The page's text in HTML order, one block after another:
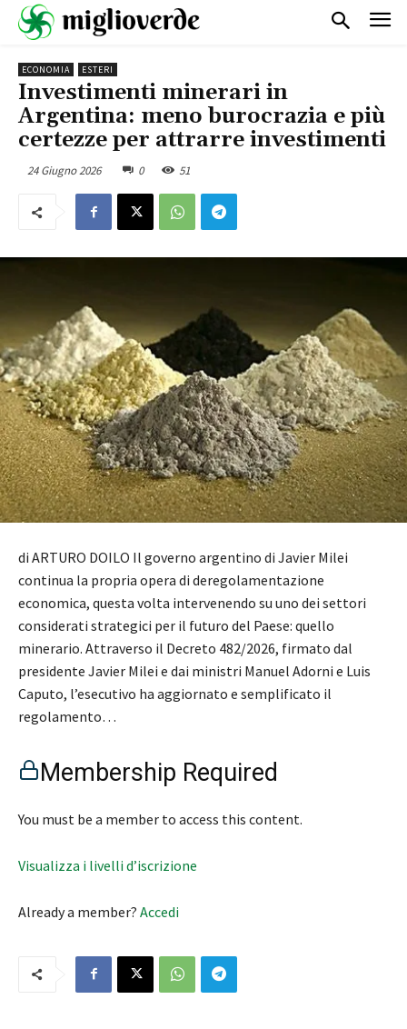
ECONOMIA ESTERI
Investimenti minerari in
Argentina: meno burocrazia e più
certezze per attrarre investimenti
24 Giugno 2026 0 51
di ARTURO DOILO Il governo argentino di Javier Milei
continua la propria opera di deregolamentazione
economica, questa volta intervenendo su uno dei settori
considerati strategici per il futuro del Paese: quello
minerario. Attraverso il Decreto 482/2026, firmato dal
presidente Javier Milei e dai ministri Manuel Adorni e Luis
Caputo, l’esecutivo ha aggiornato e semplificato il
regolamento…
Membership Required
You must be a member to access this content.
Visualizza i livelli d’iscrizione
Already a member? Accedi